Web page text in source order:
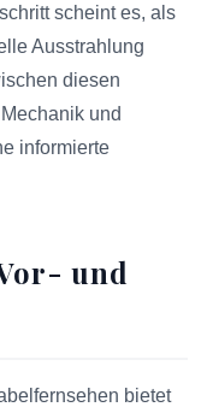
scheint es, als
Ausstrahlung
diesen
und
informierte
und
bietet